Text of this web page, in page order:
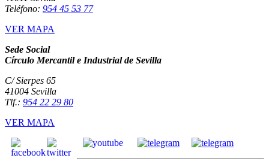
Teléfono: 954 45 53 77
VER MAPA
Sede Social
Círculo Mercantil e Industrial de Sevilla
C/ Sierpes 65
41004 Sevilla
Tlf.: 954 22 29 80
VER MAPA